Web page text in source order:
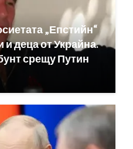
„Епстийн“
деца от Украйна.
срещу Путин